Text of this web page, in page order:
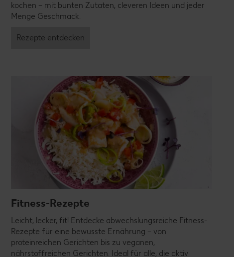
kochen – mit bunten Zutaten, cleveren Ideen und jeder
Menge Geschmack.
Rezepte entdecken
Fitness-Rezepte
Leicht, lecker, fit! Entdecke abwechslungsreiche Fitness-
Rezepte für eine bewusste Ernährung – von
proteinreichen Gerichten bis zu veganen,
nährstoffreichen Gerichten. Ideal für alle, die aktiv